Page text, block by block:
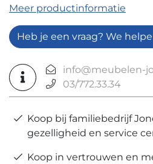
Meer productinformatie
Heb je een vraag? We
info@meubelen-
03/772.33.34
Koop bij familiebedrijf
gezelligheid en service
Koop in vertrouwen en